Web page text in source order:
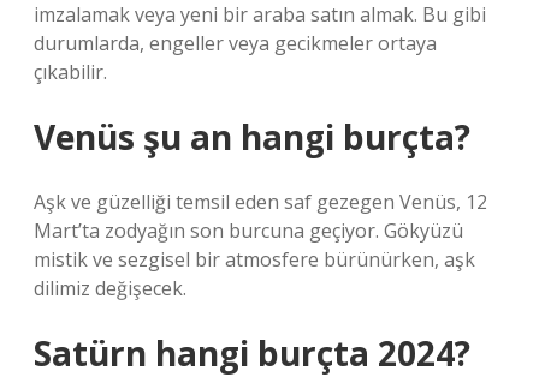
imzalamak veya yeni bir araba satın almak. Bu gibi
durumlarda, engeller veya gecikmeler ortaya
çıkabilir.
Venüs şu an hangi burçta?
Aşk ve güzelliği temsil eden saf gezegen Venüs, 12
Mart’ta zodyağın son burcuna geçiyor. Gökyüzü
mistik ve sezgisel bir atmosfere bürünürken, aşk
dilimiz değişecek.
Satürn hangi burçta 2024?